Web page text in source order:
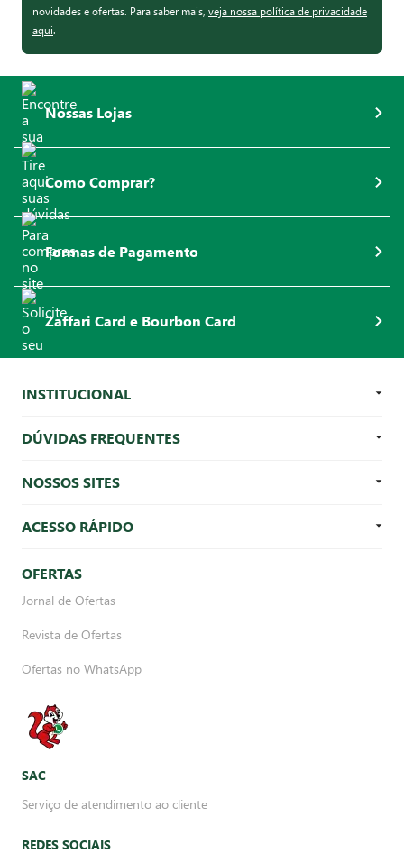
novidades e ofertas. Para saber mais, veja nossa política de privacidade
aqui.
Nossas Lojas
Como Comprar?
Formas de Pagamento
Zaffari Card e Bourbon Card
INSTITUCIONAL
DÚVIDAS FREQUENTES
NOSSOS SITES
ACESSO RÁPIDO
OFERTAS
Jornal de Ofertas
Revista de Ofertas
Ofertas no WhatsApp
SAC
Serviço de atendimento ao cliente
REDES SOCIAIS